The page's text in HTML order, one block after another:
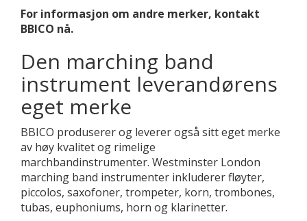
For informasjon om andre merker, kontakt
BBICO nå.
Den marching band
instrument leverandørens
eget merke
BBICO produserer og leverer også sitt eget merke
av høy kvalitet og rimelige
marchbandinstrumenter. Westminster London
marching band instrumenter inkluderer fløyter,
piccolos, saxofoner, trompeter, korn, trombones,
tubas, euphoniums, horn og klarinetter.